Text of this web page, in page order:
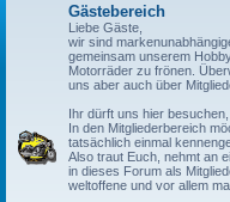
Gästebereich
Liebe Gäste,
wir sind
gemeinsam unserem
Motorräder zu frönen.
uns aber auch über
Ihr dürft uns hier
In den Mitgliederbereich
tatsächlich einmal
Also traut Euch, nehmt an
in dieses Forum als
weltoffene und vor allem